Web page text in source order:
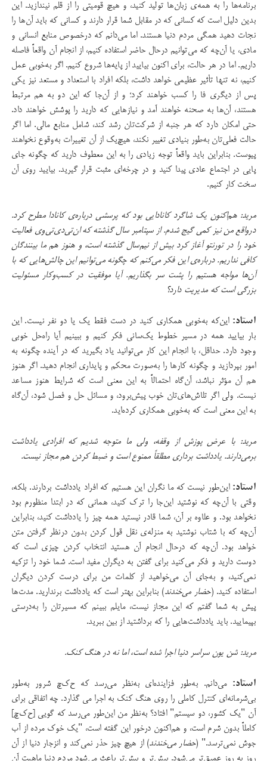
برنامه‌ها را به همه‌ی زبان‌ها تولید کنید، و هیچ قومیتی را از قلم نیندازید. این
بدین دلیل است که کسانی که در مقابل شما قرار دارند و کسانی که باید آن‌ها را
نجات دهید همگی مردم دنیا هستند. اما می‌دانم که درخصوص منابع انسانی و
مادی،‌ یا آن‌چه که می‌توانیم درحال حاضر استفاده کنیم، از انجام آن واقعاً فاصله
داریم. اما در هر حالت، برای اکنون بیایید از پایه‌ها شروع کنیم. اگر به‌خوبی عمل
کنیم، نه تنها تأثیر عظیمی خواهد داشت،‌ بلکه افراد با استعداد و مستعد نیز یکی
پس از دیگری فا را کسب خواهند کرد؛ و از آن‌جا که این‌ دو به هم مرتبط
هستند، آن‌ها به صحنه خواهند آمد و نیازهایی که دارید را پوشش خواهند داد.
حتی امکان دارد که هر جنبه از شرکت‌تان رشد کند، شامل منابع مالی. اما اگر
حالت فعلی‌تان به‌طور بنیادی تغییر نکند، هیچ‌یک از آن تغییرات به‌وقوع نخواهند
پیوست. بنابراین باید واقعاً توجه زیادی را به این معطوف دارید که چگونه جای
پایی در اجتماع عادی پیدا کنید و در چرخه‌ای مثبت قرار گیرید. بیایید روی آن
سخت کار کنیم.
مرید: هم‌اکنون یک شاگرد کانادایی بود که پرسشی درباره‌ی کانادا مطرح کرد.
درواقع من نیز کمی گیج شدم. از سپتامبر سال گذشته که ان‌تی‌دی‌تی‌وی فعالیت
خود را در تورنتو آغاز کرد بیش از نیم‌سال گذشته است، و هنوز هم ما بینندگان
کافی نداریم. درباره‌ی این فکر می‌کنم که چگونه می‌توانیم این چالش‌هایی که با
آن‌ها مواجه هستیم را پشت سر بگذاریم. آیا موفقیت در کسب‌و‌کار مسئولیت
بزرگی است که مدیریت دارد؟
استاد: این‌که به‌خوبی همکاری کنید در دست فقط یک یا دو نفر نیست. این
بار بیایید همه در مسیر خطوط یک‌سانی فکر کنیم و ببینیم آیا راه‌حل خوبی
وجود دارد. حداقل، با انجام این کار می‌توانید یاد بگیرید که در آینده چگونه به
امور بپردازید و چگونه کارها را به‌صورت محکم و پایداری انجام دهید. اگر هنوز
هم آن مؤثر نباشد، آن‌گاه احتمالاً به این معنی است که شرایط هنوز مساعد
نیست. ولی اگر تلاش‌های‌تان خوب پیش‌برود، و مسائل حل و فصل شود، آن‌گاه
به این معنی است که به‌خوبی همکاری کرده‌اید.
مرید: با عرض پوزش از وقفه، ولی ما متوجه شدیم که افرادی یادداشت
برمی‌دارند. یادداشت برداری مطلقاً ممنوع است و ضبط کردن هم مجاز نیست.
استاد: این‌طور نیست که ما نگران این هستیم که افراد یادداشت بردارند. بلکه،
وقتی با آن‌چه که نوشتید این‌جا را ترک کنید، همانی که در ابتدا منظورم بود
نخواهد بود. و علاوه بر آن، شما قادر نیستید همه چیز را یادداشت کنید، بنابراین
آن‌چه که با شتاب نوشتید به منزله‌ی نقل قول کردن بدون درنظر گرفتن متن
خواهد بود. آن‌چه که درحال انجام آن هستید انتخاب کردن چیزی است که
دوست دارید و فکر می‌کنید برای گفتن به دیگران مفید است. شما خود را تزکیه
نمی‌کنید، و به‌جای آن می‌خواهید از کلمات من برای درست کردن دیگران
استفاده کنید. (حضار می‌خندند) بنابراین بهتر است که یادداشت برندارید. مدت‌ها
پیش به شما گفتم که این مجاز نیست، مایلم ببینم که مسیرتان را به‌درستی
بپیمایید. باید یادداشت‌هایی را که برداشتید از بین ببرید.
مرید: شن یون سراسر دنیا اجرا شده است، اما نه در هنگ کنک.
استاد: می‌دانم. به‌طور فزاینده‌ای به‌نظر می‌رسد که ح‌ک‌چ شرور به‌طور
بی‌شرمانه‌ای کنترل کاملی را روی هنگ کنک به اجرا می گذارد. چه اتفاقی برای
آن "یک کشور، دو سیستم" افتاد؟ به‌نظر من این‌طور می‌رسد که گویی [ح‌ک‌چ]
کاملاً بدون شرم است، و هم‌اکنون درخور این گفته است، "یک خوک مرده از آب
جوش نمی‌ترسد." (حضار می‌خندند) از هیچ چیز حذر نمی‌کند و انزجار دنیا از آن
روز به روز عمیق‌تر می‌شود. بیش‌تر و بیش‌تر باعث می‌شود مردم دنیا ماهیت آن‌